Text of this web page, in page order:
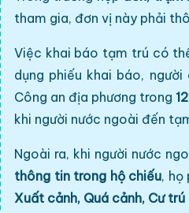
tham gia, đơn vị này phải
Việc khai báo tạm trú có
dụng phiếu khai báo,
Công an địa phương trong
khi người nước ngoài đến
Ngoài ra, khi người nước
thông tin trong hộ chiếu, họ
Xuất cảnh, Quá cảnh, Cư